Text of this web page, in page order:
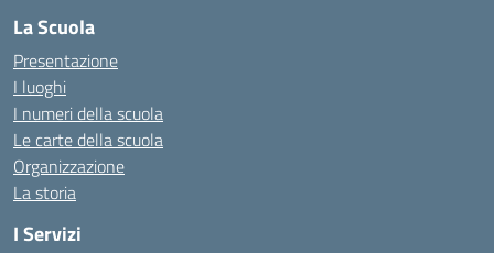
La Scuola
Presentazione
I luoghi
I numeri della scuola
Le carte della scuola
Organizzazione
La storia
I Servizi